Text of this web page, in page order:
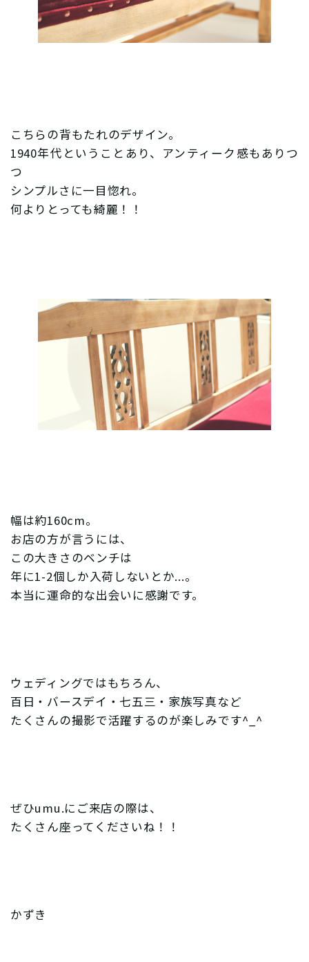
こちらの背もたれのデザイン。
1940年代ということあり、アンティーク感もありつ
つ
シンプルさに一目惚れ。
何よりとっても綺麗！！
幅は約160cm。
お店の方が言うには、
この大きさのベンチは
年に1-2個しか入荷しないとか...。
本当に運命的な出会いに感謝です。
ウェディングではもちろん、
百日・バースデイ・七五三・家族写真など
たくさんの撮影で活躍するのが楽しみです^_^
ぜひumu.にご来店の際は、
たくさん座ってくださいね！！
かずき